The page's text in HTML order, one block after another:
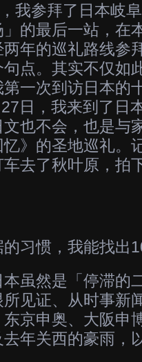
我参拜了日本岐
的最后一站，在
年的巡礼路线参
句点。其实不仅
一次到访日本的
日，我来到了日
也不会，也是与
》的圣地巡礼。
车去了秋叶原，拍
习惯，我能找出
虽然是「停滞的
见证、从时事新
京申奥、大阪申
年关西的豪雨，